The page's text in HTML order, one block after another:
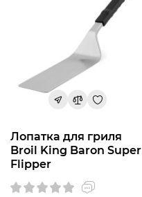
Лопатка для гриля
Broil King Baron Super
Flipper